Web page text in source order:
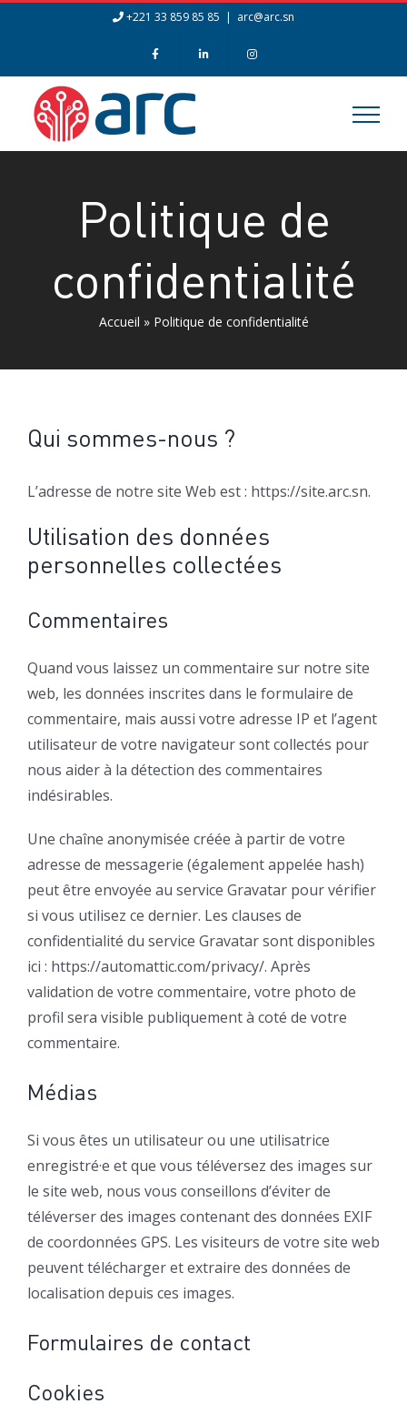
+221 33 859 85 85 | arc@arc.sn
Politique de
confidentialité
Accueil » Politique de confidentialité
Qui sommes-nous ?
L’adresse de notre site Web est : https://site.arc.sn.
Utilisation des données
personnelles collectées
Commentaires
Quand vous laissez un commentaire sur notre site
web, les données inscrites dans le formulaire de
commentaire, mais aussi votre adresse IP et l’agent
utilisateur de votre navigateur sont collectés pour
nous aider à la détection des commentaires
indésirables.
Une chaîne anonymisée créée à partir de votre
adresse de messagerie (également appelée hash)
peut être envoyée au service Gravatar pour vérifier
si vous utilisez ce dernier. Les clauses de
confidentialité du service Gravatar sont disponibles
ici : https://automattic.com/privacy/. Après
validation de votre commentaire, votre photo de
profil sera visible publiquement à coté de votre
commentaire.
Médias
Si vous êtes un utilisateur ou une utilisatrice
enregistré·e et que vous téléversez des images sur
le site web, nous vous conseillons d’éviter de
téléverser des images contenant des données EXIF
de coordonnées GPS. Les visiteurs de votre site web
peuvent télécharger et extraire des données de
localisation depuis ces images.
Formulaires de contact
Cookies